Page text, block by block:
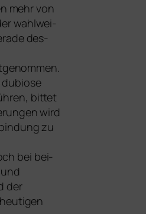
mehr von
wahl­wei­
des­
dubio­se
bit­tet
wird
zu
bei bei­
der